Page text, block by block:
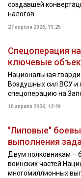
создавшей
налогов
27 апреля 2026, 13:25
Спецоперация
ключевые
Национальная
Воздушных сил ВСУ и
спецоперацию на
10 апреля 2026, 12:49
"Липовые"
выполнения
Двум полковникам –
воинских частей
многомиллионных